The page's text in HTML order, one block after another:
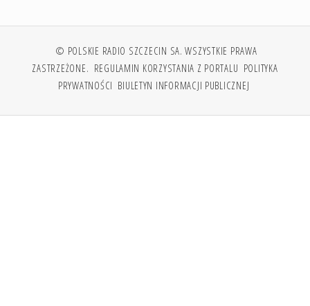
© POLSKIE RADIO SZCZECIN SA. WSZYSTKIE PRAWA
ZASTRZEŻONE. REGULAMIN KORZYSTANIA Z PORTALU POLITYKA
PRYWATNOŚCI BIULETYN INFORMACJI PUBLICZNEJ